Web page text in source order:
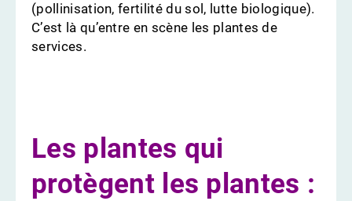
(pollinisation, fertilité du sol, lutte biologique).
C’est là qu’entre en scène les plantes de
services.
Les plantes qui
protègent les plantes :